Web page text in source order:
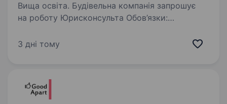
Вища освіта. Будівельна компанія запрошує
на роботу Юрисконсульта Обов’язки:
з контролюючими органами договірна робота
3 дні тому